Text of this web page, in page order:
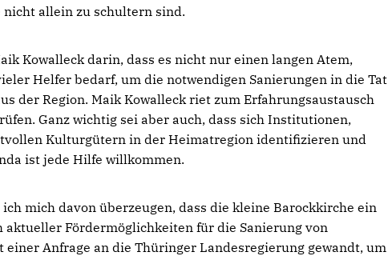
nicht allein zu schultern sind.
Kowalleck darin, dass es nicht nur einen langen Atem,
Helfer bedarf, um die notwendigen Sanierungen in die Tat
der Region. Maik Kowalleck riet zum Erfahrungsaustausch
Ganz wichtig sei aber auch, dass sich Institutionen,
Kulturgütern in der Heimatregion identifizieren und
ist jede Hilfe willkommen.
mich davon überzeugen, dass die kleine Barockkirche ein
Fördermöglichkeiten für die Sanierung von
Anfrage an die Thüringer Landesregierung gewandt, um